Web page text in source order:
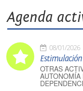
Agenda
08/01/2026
OTRAS
AUTONOMÍA